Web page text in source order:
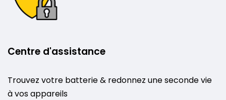
Centre d'assistance
Trouvez votre batterie & redonnez une seconde vie
à vos appareils